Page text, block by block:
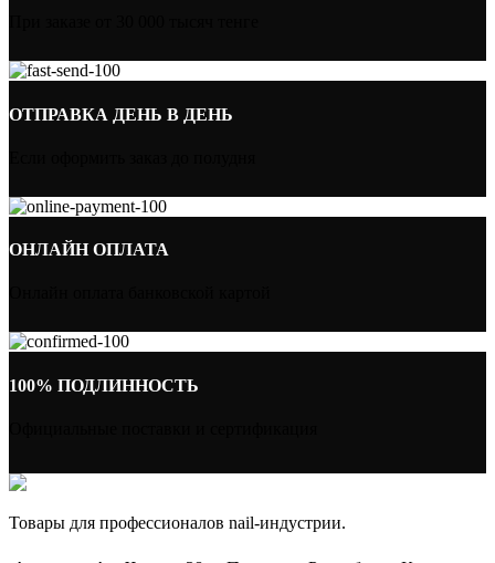
ОТПРАВКА ДЕНЬ В ДЕНЬ
ОНЛАЙН ОПЛАТА
100% ПОДЛИННОСТЬ
Товары для профессионалов nail-индустрии.